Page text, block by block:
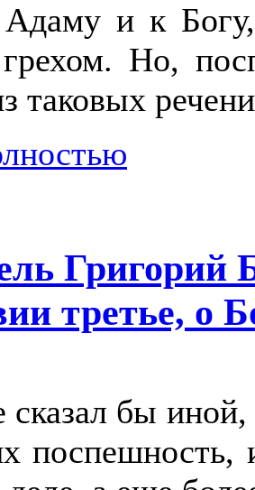
и к
Но,
таковых
Григорий
третье, о
сказал бы
поспешность,